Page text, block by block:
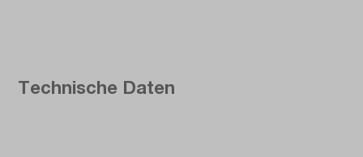
Technische Daten